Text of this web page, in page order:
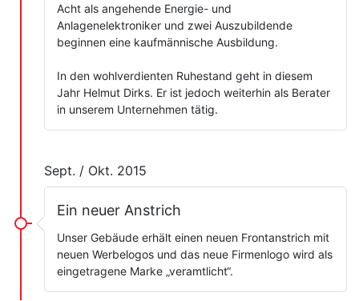
Acht als angehende Energie- und
Anlagenelektroniker und zwei Auszubildende
beginnen eine kaufmännische Ausbildung.
In den wohlverdienten Ruhestand geht in diesem
Jahr Helmut Dirks. Er ist jedoch weiterhin als Berater
in unserem Unternehmen tätig.
Sept. / Okt. 2015
Ein neuer Anstrich
Unser Gebäude erhält einen neuen Frontanstrich mit
neuen Werbelogos und das neue Firmenlogo wird als
eingetragene Marke „veramtlicht“.